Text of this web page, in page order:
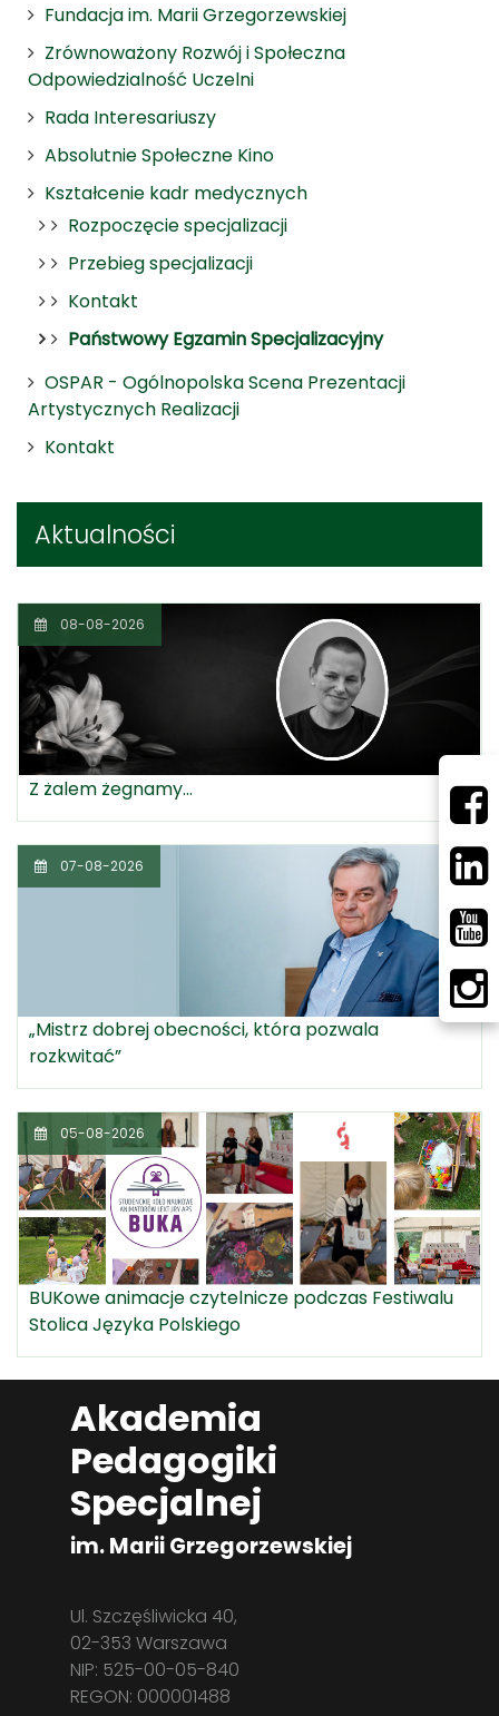
Fundacja im. Marii Grzegorzewskiej
Zrównoważony Rozwój i Społeczna
Odpowiedzialność Uczelni
Rada Interesariuszy
Absolutnie Społeczne Kino
Kształcenie kadr medycznych
Rozpoczęcie specjalizacji
Przebieg specjalizacji
Kontakt
Państwowy Egzamin Specjalizacyjny
OSPAR - Ogólnopolska Scena Prezentacji
Artystycznych Realizacji
Kontakt
Aktualności
08-08-2026
Z żalem żegnamy...
07-08-2026
„Mistrz dobrej obecności, która pozwala
rozkwitać”
05-08-2026
BUKowe animacje czytelnicze podczas Festiwalu
Stolica Języka Polskiego
Akademia
Pedagogiki
Specjalnej
im. Marii Grzegorzewskiej
Ul. Szczęśliwicka 40,
02-353 Warszawa
NIP: 525-00-05-840
REGON: 000001488